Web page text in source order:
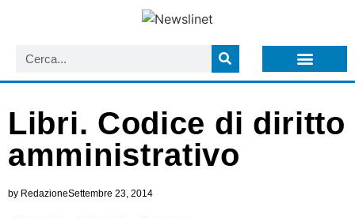
Libri. Codice di diritto
amministrativo
by RedazioneSettembre 23, 2014